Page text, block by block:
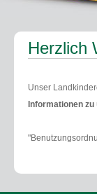
Herzlich
Unser
Informationen